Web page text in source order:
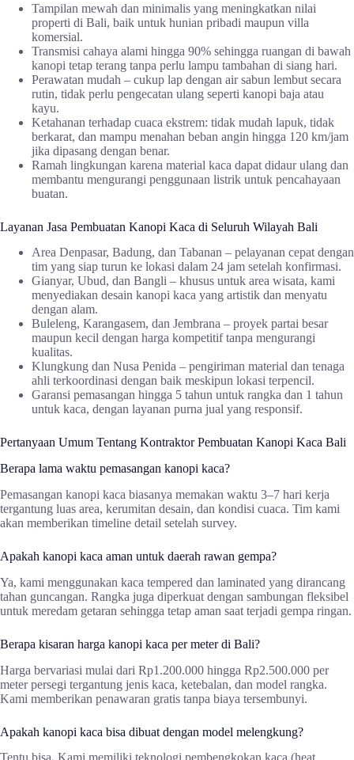
Tampilan mewah dan minimalis yang meningkatkan nilai
properti di Bali, baik untuk hunian pribadi maupun villa
komersial.
Transmisi cahaya alami hingga 90% sehingga ruangan di bawah
kanopi tetap terang tanpa perlu lampu tambahan di siang hari.
Perawatan mudah – cukup lap dengan air sabun lembut secara
rutin, tidak perlu pengecatan ulang seperti kanopi baja atau
kayu.
Ketahanan terhadap cuaca ekstrem: tidak mudah lapuk, tidak
berkarat, dan mampu menahan beban angin hingga 120 km/jam
jika dipasang dengan benar.
Ramah lingkungan karena material kaca dapat didaur ulang dan
membantu mengurangi penggunaan listrik untuk pencahayaan
buatan.
Layanan Jasa Pembuatan Kanopi Kaca di Seluruh Wilayah Bali
Area Denpasar, Badung, dan Tabanan – pelayanan cepat dengan
tim yang siap turun ke lokasi dalam 24 jam setelah konfirmasi.
Gianyar, Ubud, dan Bangli – khusus untuk area wisata, kami
menyediakan desain kanopi kaca yang artistik dan menyatu
dengan alam.
Buleleng, Karangasem, dan Jembrana – proyek partai besar
maupun kecil dengan harga kompetitif tanpa mengurangi
kualitas.
Klungkung dan Nusa Penida – pengiriman material dan tenaga
ahli terkoordinasi dengan baik meskipun lokasi terpencil.
Garansi pemasangan hingga 5 tahun untuk rangka dan 1 tahun
untuk kaca, dengan layanan purna jual yang responsif.
Pertanyaan Umum Tentang Kontraktor Pembuatan Kanopi Kaca Bali
Berapa lama waktu pemasangan kanopi kaca?
Pemasangan kanopi kaca biasanya memakan waktu 3–7 hari kerja
tergantung luas area, kerumitan desain, dan kondisi cuaca. Tim kami
akan memberikan timeline detail setelah survey.
Apakah kanopi kaca aman untuk daerah rawan gempa?
Ya, kami menggunakan kaca tempered dan laminated yang dirancang
tahan guncangan. Rangka juga diperkuat dengan sambungan fleksibel
untuk meredam getaran sehingga tetap aman saat terjadi gempa ringan.
Berapa kisaran harga kanopi kaca per meter di Bali?
Harga bervariasi mulai dari Rp1.200.000 hingga Rp2.500.000 per
meter persegi tergantung jenis kaca, ketebalan, dan model rangka.
Kami memberikan penawaran gratis tanpa biaya tersembunyi.
Apakah kanopi kaca bisa dibuat dengan model melengkung?